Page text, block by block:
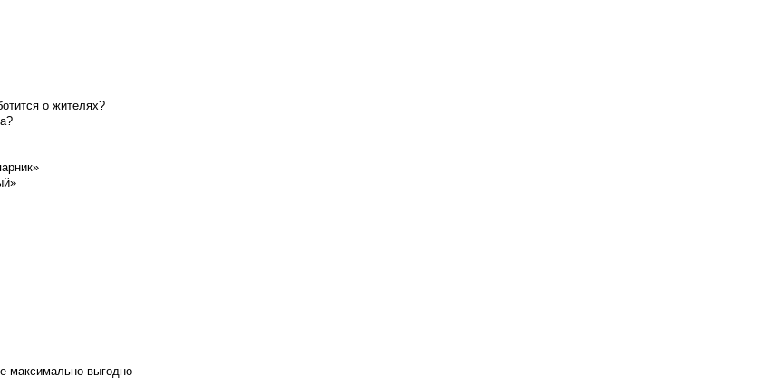
о жителях?
максимально выгодно